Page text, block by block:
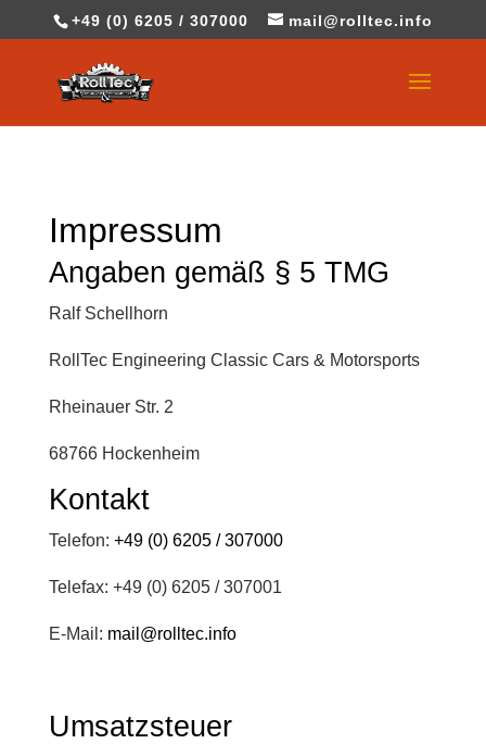
+49 (0) 6205 / 307000 mail@rolltec.info
Impressum
Angaben gemäß § 5 TMG
Ralf Schellhorn
RollTec Engineering Classic Cars & Motorsports
Rheinauer Str. 2
68766 Hockenheim
Kontakt
Telefon: +49 (0) 6205 / 307000
Telefax: +49 (0) 6205 / 307001
E-Mail: mail@rolltec.info
Umsatzsteuer